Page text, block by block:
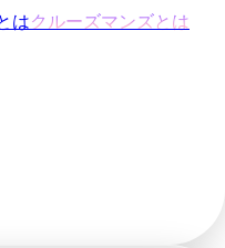
はクルーズマンズとは